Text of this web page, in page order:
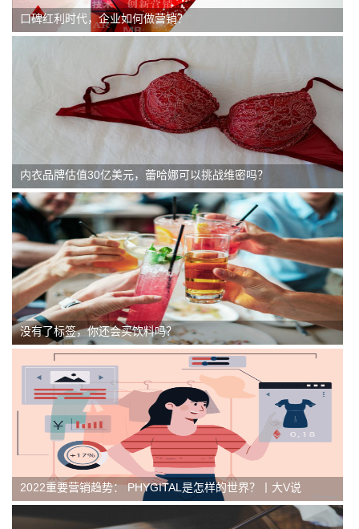
口碑红利时代，企业如何做营销？
内衣品牌估值30亿美元，蕾哈娜可以挑战维密吗？
没有了标签，你还会买饮料吗？
2022重要营销趋势： PHYGITAL是怎样的世界？丨大V说